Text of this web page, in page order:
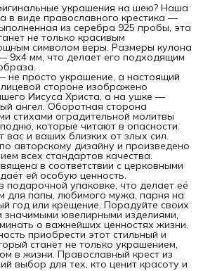
украшения на шею? Наша
в виде православного крестика —
из серебра 925 пробы, эта
не только красивым
символом веры. Размеры кулона
мм, что делает его подходящим
не просто украшение, а настоящий
стороне изображено
Иисуса Христа, а на ушке —
ангел. Оборотная сторона
стихами оградительной молитвы
которые читают в опасности.
вас и ваших близких от злых сил.
авторскому дизайну и произведено
всех стандартов качества.
в соответствии с церковными
ей особую ценность.
подарочной упаковке, что делает её
для папы, любимого мужа, парня на
год или крещение. Порадуйте своих
значимыми ювелирными изделиями,
о важнейших ценностях жизни.
приобрести этот стильный и
станет не только украшением,
в жизни. Православный крест из
выбор для тех, кто ценит красоту и